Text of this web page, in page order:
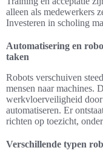
alleen als medewerkers
Investeren in scholing
Automatisering en
taken
Robots verschuiven
mensen naar machines.
werkvloerveiligheid
automatiseren. Er
richten op toezicht,
Verschillende typen